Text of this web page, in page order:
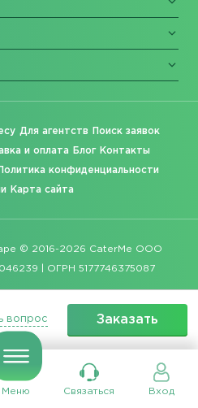
Меню Связаться Вход
Заказать
вопрос
Для агентств Поиск заявок
и оплата Блог Контакты
Политика конфиденциальности
Карта сайта
© 2016-2026 CaterMe ООО
| ОГРН 5177746375087